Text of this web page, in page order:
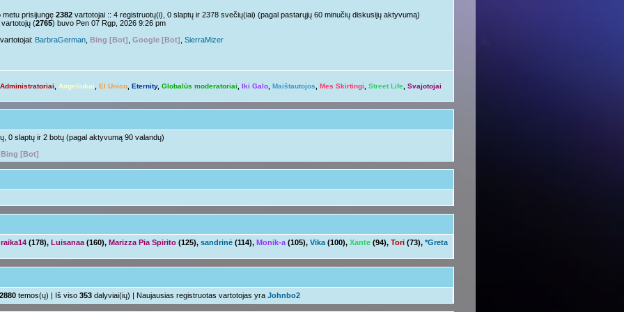
» Nelabai..
o tu? Juk irgi
»
»ačiū ačiū ir jus
»Ir tave
Su naujais mokslo metais
aha
metu prisijungę 2382 vartotojai :: 4 registruotų(i), 0 slaptų ir 2378 svečių(iai) (pagal pastarųjų 60 minučių diskusijų aktyvumą)
vartotojų (2765) buvo Pen 07 Rgp, 2026 9:26 pm
BarbraGerman Bing [Bot] Google [Bot] SierraMizer
Administratoriai Angeliukai El Unico Eternity, Globalūs moderatoriai Iki Galo Maištautojos Mes Skirtingi Street Life Svajotojai
0 slaptų ir 2 botų (pagal aktyvumą 90 valandų)
Bing [Bot]
(178), Luisanaa (160), Marizza Pia Spirito (125), sandrinė (114), Monik-a (105), Vika (100), Xante (94), Tori (73), *Greta
temos(ų) | Iš viso 353 dalyviai(ių) | Naujausias registruotas vartotojas yra Johnbo2